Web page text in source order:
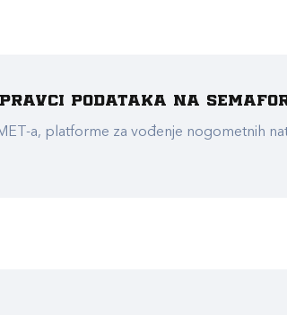
podataka na
a, platforme za vođenje nogometnih